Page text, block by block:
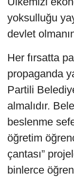
yoksulluğu
devlet
Her fırsatta
propaganda
Partili
almalıdır.
beslenme
öğretim
çantası”
binlerce